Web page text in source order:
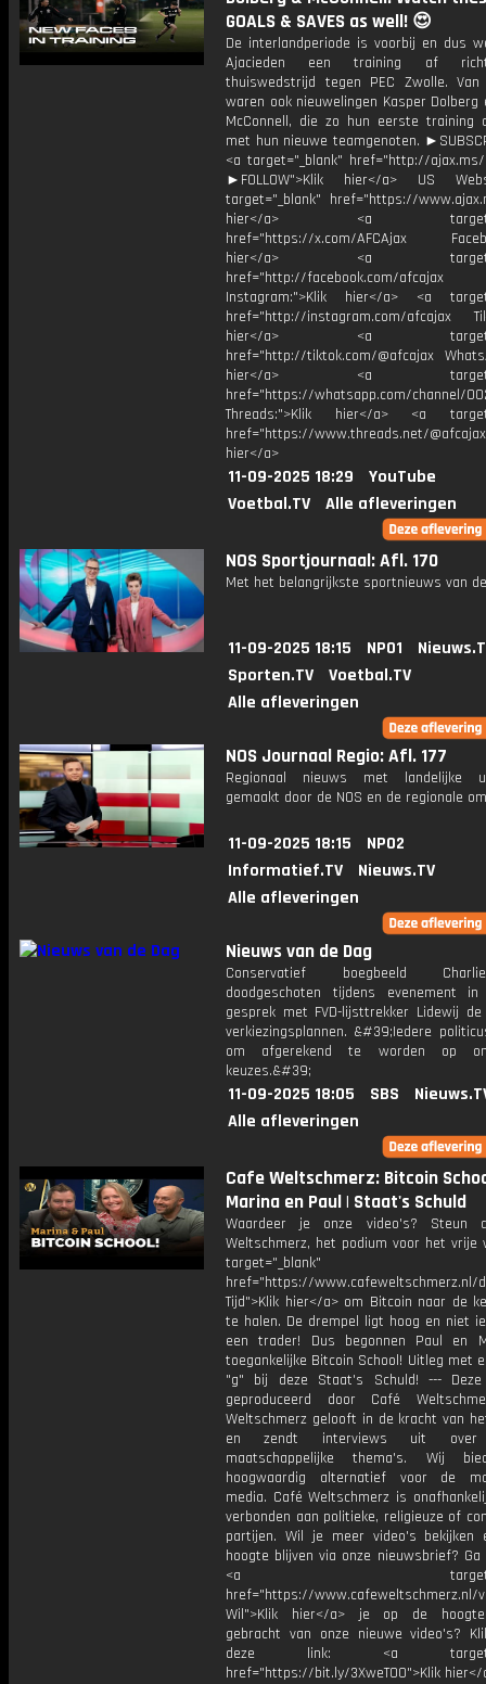
GOALS & SAVES as well! 😍
De interlandperiode is voorbij en dus
Ajacieden een training af
thuiswedstrijd tegen PEC Zwolle.
waren ook nieuwelingen Kasper Dolberg
McConnell, die zo hun eerste training
met hun nieuwe teamgenoten.
<a target="_blank" href="http://
►FOLLOW">Klik hier</a> US
target="_blank" href="https://
hier</a> <a
href="https://x.com/AFCAjax
hier</a> <a
href="http://facebook.com/afcajax
Instagram:">Klik hier</a> <a
href="http://instagram.com/afcajax
hier</a> <a
href="http://tiktok.com/@afcajax
hier</a> <a
href="https://whatsapp.com/channel/
Threads:">Klik hier</a> <a
href="https://www.threads.net/
hier</a>
11-09-2025 18:29
YouTube
Voetbal.TV
Alle afleveringen
NOS Sportjournaal: Afl. 170
Met het belangrijkste sportnieuws van
11-09-2025 18:15 NPO1
Sporten.TV
Voetbal.TV
Alle afleveringen
NOS Journaal Regio: Afl. 177
Regionaal nieuws met landelijke
gemaakt door de NOS en de regionale
11-09-2025 18:15
NPO2
Informatief.TV
Nieuws.TV
Alle afleveringen
Nieuws van de Dag
Conservatief boegbeeld
doodgeschoten tijdens evenement
gesprek met FVD-lijsttrekker Lidewij
verkiezingsplannen. &#39;Iedere
om afgerekend te worden op
keuzes.&#39;
11-09-2025 18:05 SBS
Alle afleveringen
Cafe Weltschmerz: Bitcoin
Marina en Paul | Staat's Schuld
Waardeer je onze video's? Steun
Weltschmerz, het podium voor het vrije
target="_blank"
href="https://www.cafeweltschmerz.nl/
Tijd">Klik hier</a> om Bitcoin naar de
te halen. De drempel ligt hoog en niet
een trader! Dus begonnen Paul en
toegankelijke Bitcoin School! Uitleg met
"g" bij deze Staat's Schuld! ---
geproduceerd door Café
Weltschmerz gelooft in de kracht van
en zendt interviews uit over
maatschappelijke thema's. Wij
hoogwaardig alternatief voor de
media. Café Weltschmerz is
verbonden aan politieke, religieuze of
partijen. Wil je meer video's bekijken
hoogte blijven via onze nieuwsbrief? Ga
<a
href="https://www.cafeweltschmerz.nl/
Wil">Klik hier</a> je op de
gebracht van onze nieuwe video's?
deze link: <a
href="https://bit.ly/3XweTO0">Klik hier</